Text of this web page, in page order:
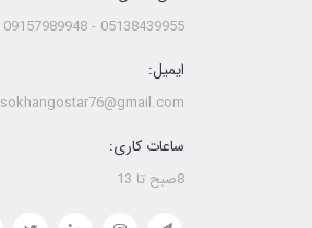
05138439955 - 09157989948
ایمیل:
sokhangostar76@gmail.com
ساعات کاری:
8صبح تا 13